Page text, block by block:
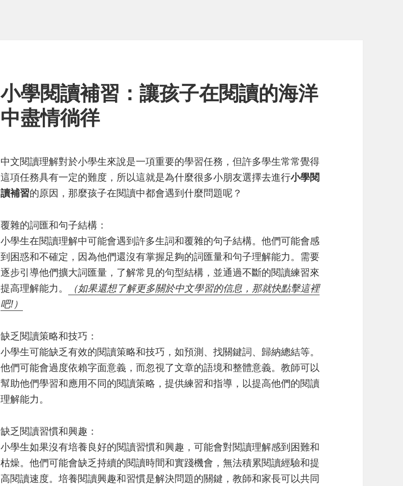
小學閱讀補習：讓孩子在閱讀的海洋
中盡情徜徉
中文閱讀理解對於小學生來說是一項重要的學習任務，但許多學生常常覺得
這項任務具有一定的難度，所以這就是為什麼很多小朋友選擇去進行小學閱
讀補習的原因，那麼孩子在閱讀中都會遇到什麼問題呢？
覆雜的詞匯和句子結構：
小學生在閱讀理解中可能會遇到許多生詞和覆雜的句子結構。他們可能會感
到困惑和不確定，因為他們還沒有掌握足夠的詞匯量和句子理解能力。需要
逐步引導他們擴大詞匯量，了解常見的句型結構，並通過不斷的閱讀練習來
提高理解能力。
（如果還想了解更多關於中文學習的信息，那就快點擊這裡
吧!）
缺乏閱讀策略和技巧：
小學生可能缺乏有效的閱讀策略和技巧，如預測、找關鍵詞、歸納總結等。
他們可能會過度依賴字面意義，而忽視了文章的語境和整體意義。教師可以
幫助他們學習和應用不同的閱讀策略，提供練習和指導，以提高他們的閱讀
理解能力。
缺乏閱讀習慣和興趣：
小學生如果沒有培養良好的閱讀習慣和興趣，可能會對閱讀理解感到困難和
枯燥。他們可能會缺乏持續的閱讀時間和實踐機會，無法積累閱讀經驗和提
高閱讀速度。培養閱讀興趣和習慣是解決問題的關鍵，教師和家長可以共同